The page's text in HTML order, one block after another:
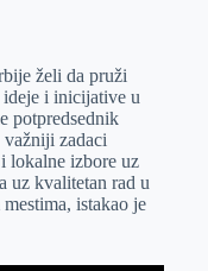
želi da pruži
i inicijative u
potpredsednik
zadaci
lokalne izbore uz
uz kvalitetan rad u
istakao je